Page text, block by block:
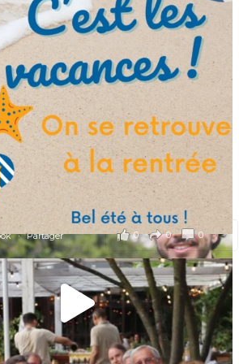
plus Suivre sur Instagram
l’Isep via la taxe d’apprentissage 2026
ensemble à former les générations
de demain. 🙏
!
2026 : avec l'Isep, investissez pour
au service de l'humain !
formons des ingénieurs, des bachelors, des
qui allient excellence technologique et
au cœur de notre pro
0 0 0
· Partager
Genève 🚀
dernier, 14 Alumni vivant / travaillant
partagé un moment convivial de
et d'échanges !